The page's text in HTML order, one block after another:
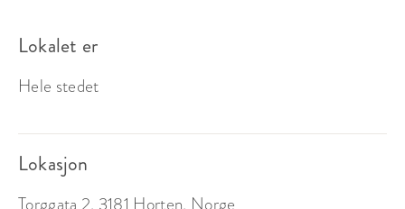
Lokalet er
Hele stedet
Lokasjon
Torggata 2, 3181 Horten, Norge